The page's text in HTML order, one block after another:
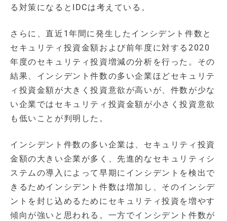
る対策になるとIDCは考えている。
さらに、直近1年間に発生したインシデント件数と
セキュリティ投資金額および前年度に対する2020
年度のセキュリティ投資増減の分析を行った。その
結果、インシデント件数の多い企業ほどセキュリテ
ィ投資金額が大きく投資意欲が高いが、件数が少な
い企業ではセキュリティ投資金額が小さく投資意欲
も低いことが判明した。
インシデント件数の多い企業は、セキュリティ投資
金額の大きい企業が多く、先進的なセキュリティシ
ステムの導入によって早期にインシデントを検出で
きるためインシデント件数は増加し、そのインシデ
ントを封じ込めるためにセキュリティ投資を増やす
傾向が強いと思われる。一方でインシデント件数が